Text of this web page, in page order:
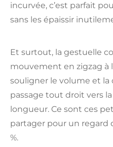
incurvée, c’est parfait
sans les épaissir
Et surtout, la gestuelle
mouvement en zigzag à
souligner le volume et la
passage tout droit vers
longueur. Ce sont ces
partager pour un regard
%.